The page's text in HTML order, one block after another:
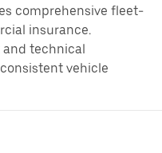
comprehensive fleet-
insurance.
technical
vehicle